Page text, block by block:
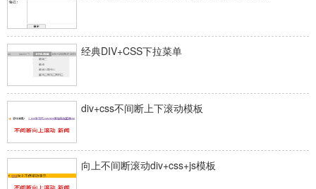
经典DIV+CSS下拉菜单
div+css不间断上下滚动模板
向上不间断滚动div+css+js模板